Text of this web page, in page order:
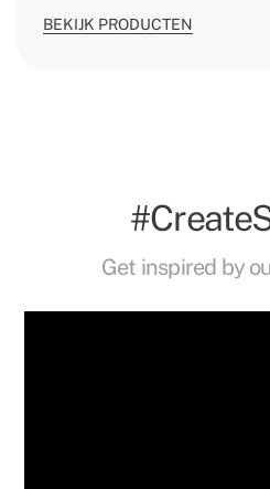
BEKIJK PRODUCTEN
Get inspired by